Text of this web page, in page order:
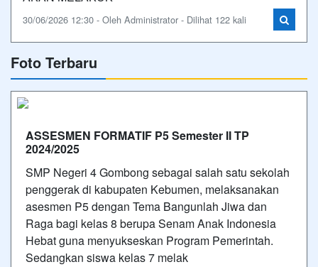
30/06/2026 12:30 - Oleh Administrator - Dilihat 122 kali
Foto Terbaru
ASSESMEN FORMATIF P5 Semester II TP
2024/2025
SMP Negeri 4 Gombong sebagai salah satu sekolah
penggerak di kabupaten Kebumen, melaksanakan
asesmen P5 dengan Tema Bangunlah Jiwa dan
Raga bagi kelas 8 berupa Senam Anak Indonesia
Hebat guna menyukseskan Program Pemerintah.
Sedangkan siswa kelas 7 melak